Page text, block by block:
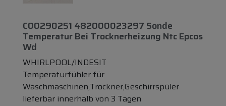
C00290251 482000023297 Sonde
Temperatur Bei Trocknerheizung Ntc Epcos
Wd
WHIRLPOOL/INDESIT
Temperaturfühler für
Waschmaschinen,Trockner,Geschirrspüler
lieferbar innerhalb von 3 Tagen